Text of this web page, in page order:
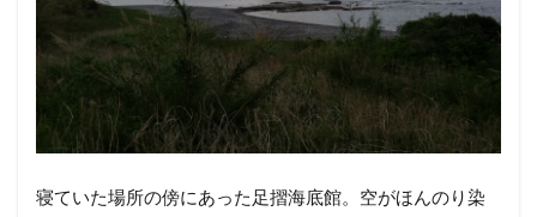
寝ていた場所の傍にあった足摺海底館。空がほんのり染